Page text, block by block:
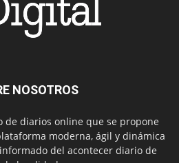
NOSOTROS
de diarios online que se propone
moderna, ágil y dinámica
del acontecer diario de